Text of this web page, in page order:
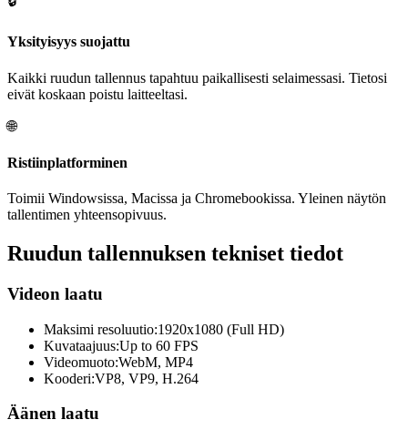
Yksityisyys suojattu
Kaikki ruudun tallennus tapahtuu paikallisesti selaimessasi. Tietosi
eivät koskaan poistu laitteeltasi.
🌐
Ristiinplatforminen
Toimii Windowsissa, Macissa ja Chromebookissa. Yleinen näytön
tallentimen yhteensopivuus.
Ruudun tallennuksen tekniset tiedot
Videon laatu
Maksimi resoluutio:1920x1080 (Full HD)
Kuvataajuus:Up to 60 FPS
Videomuoto:WebM, MP4
Kooderi:VP8, VP9, H.264
Äänen laatu